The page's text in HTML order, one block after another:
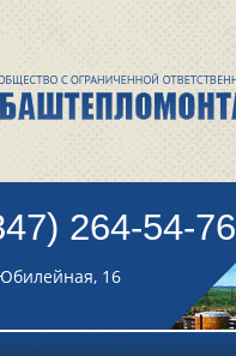
264-54-76
16